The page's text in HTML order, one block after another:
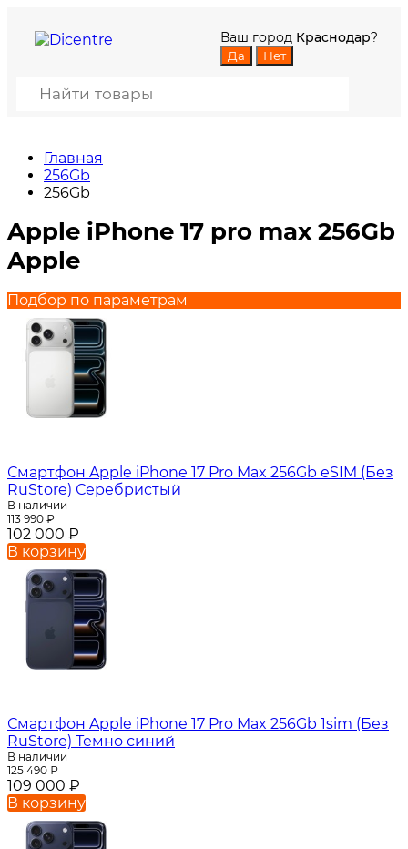
Ваш город Краснодар?
Главная
256Gb
256Gb
Apple iPhone 17 pro max 256Gb
Apple
Подбор по параметрам
Смартфон Apple iPhone 17 Pro Max 256Gb eSIM (Без
RuStore) Серебристый
В наличии
113 990 ₽
102 000 ₽
В корзину
Смартфон Apple iPhone 17 Pro Max 256Gb 1sim (Без
RuStore) Темно синий
В наличии
125 490 ₽
109 000 ₽
В корзину